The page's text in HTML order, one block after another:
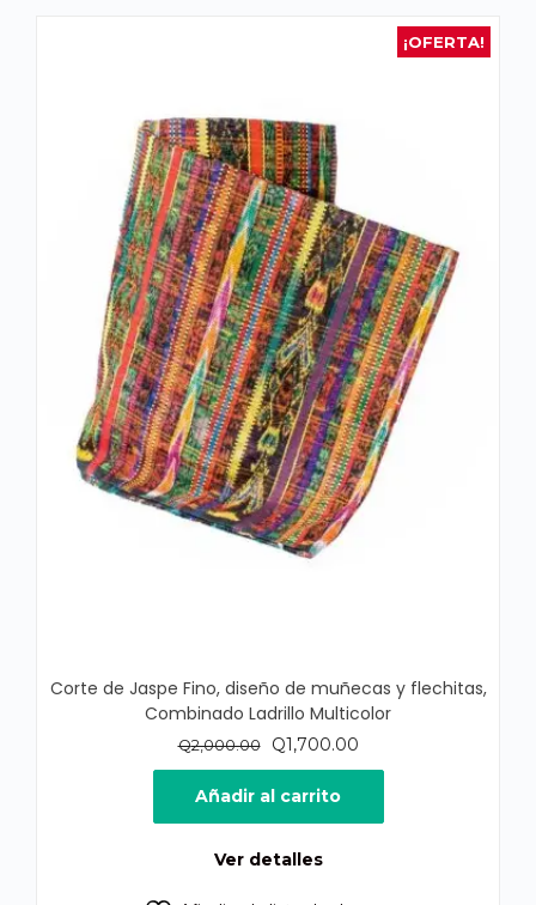
¡OFERTA!
Corte de Jaspe Fino, diseño de muñecas y flechitas,
Combinado Ladrillo Multicolor
Q2,000.00
El
precio
original
era:
Q1,700.00El
precio
es:
Añadir al carrito
Ver detalles